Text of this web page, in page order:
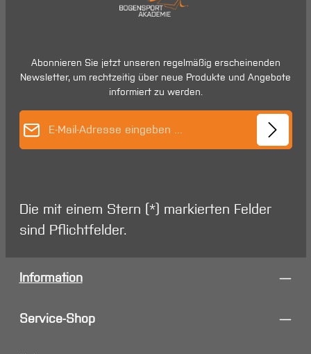
Abonnieren Sie jetzt unseren regelmäßig erscheinenden
Newsletter, um rechtzeitig über neue Produkte und Angebote
informiert zu werden.
Die mit einem Stern (*) markierten Felder
sind Pflichtfelder.
Information
Service-Shop